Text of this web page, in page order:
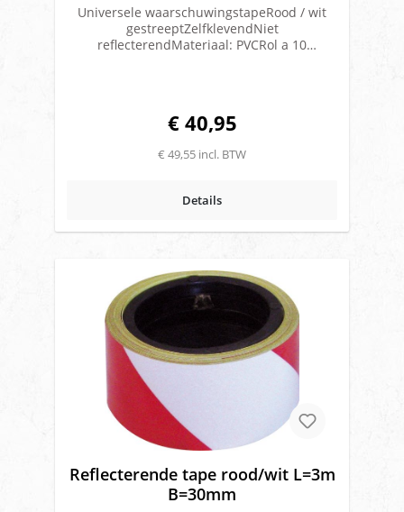
Universele waarschuwingstapeRood / wit
gestreeptZelfklevendNiet
reflecterendMateriaal: PVCRol a 10
€ 40,95
€ 49,55 incl. BTW
Details
Reflecterende tape rood/wit L=3m
B=30mm